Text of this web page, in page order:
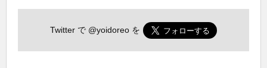
Twitter で @yoidoreo を